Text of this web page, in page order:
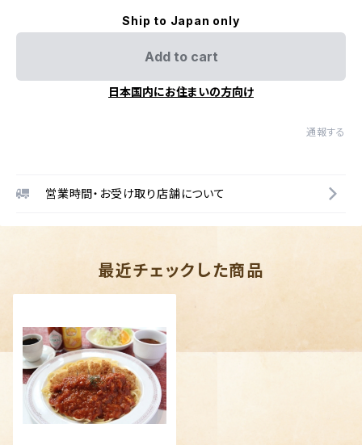
Ship to Japan only
Add to cart
日本国内にお住まいの方向け
通報する
営業時間・お受け取り店舗について
最近チェックした商品